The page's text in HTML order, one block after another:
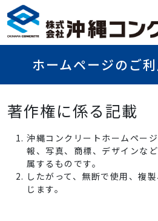
メインナビゲーショ
ホームページのご
著作権に係る記載
沖縄コンクリートホームペー
報、写真、商標、デザインな
属するものです。
したがって、無断で使用、複
じます。